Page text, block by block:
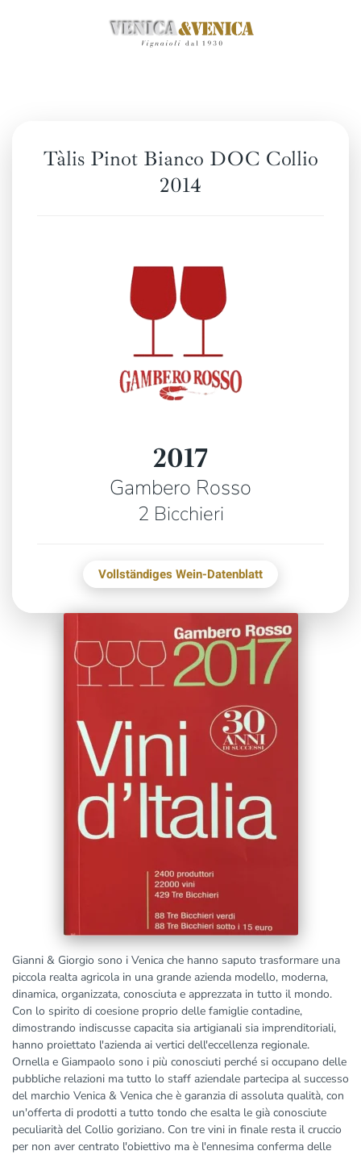
Tàlis Pinot Bianco DOC Collio
2014
2017
Gambero Rosso
2 Bicchieri
Vollständiges Wein-Datenblatt
Gianni & Giorgio sono i Venica che hanno saputo trasformare una
piccola realta agricola in una grande azienda modello, moderna,
dinamica, organizzata, conosciuta e apprezzata in tutto il mondo.
Con lo spirito di coesione proprio delle famiglie contadine,
dimostrando indiscusse capacita sia artigianali sia imprenditoriali,
hanno proiettato l'azienda ai vertici dell'eccellenza regionale.
Ornella e Giampaolo sono i più conosciuti perché si occupano delle
pubbliche relazioni ma tutto lo staff aziendale partecipa al successo
del marchio Venica & Venica che è garanzia di assoluta qualità, con
un'offerta di prodotti a tutto tondo che esalta le già conosciute
peculiarità del Collio goriziano. Con tre vini in finale resta il cruccio
per non aver centrato l'obiettivo ma è l'ennesima conferma delle